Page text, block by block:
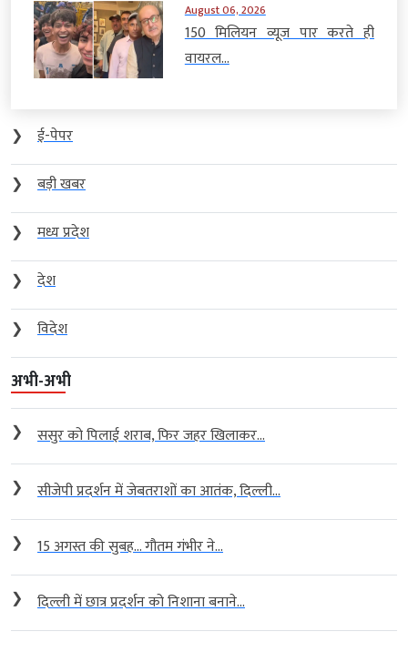
August 06, 2026
150 मिलियन व्यूज पार करते ही
वायरल...
❯
ई-पेपर
❯
बड़ी खबर
❯
मध्य प्रदेश
❯
देश
❯
विदेश
अभी-अभी
❯ ससुर को पिलाई शराब, फिर जहर खिलाकर...
❯ सीजेपी प्रदर्शन में जेबतराशों का आतंक, दिल्ली...
❯ 15 अगस्त की सुबह… गौतम गंभीर ने...
❯ दिल्ली में छात्र प्रदर्शन को निशाना बनाने...